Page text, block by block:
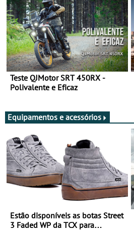
Teste QJMotor SRT 450RX -
Polivalente e Eficaz
Equipamentos e acessórios
Estão disponíveis as botas Street
3 Faded WP da TCX para